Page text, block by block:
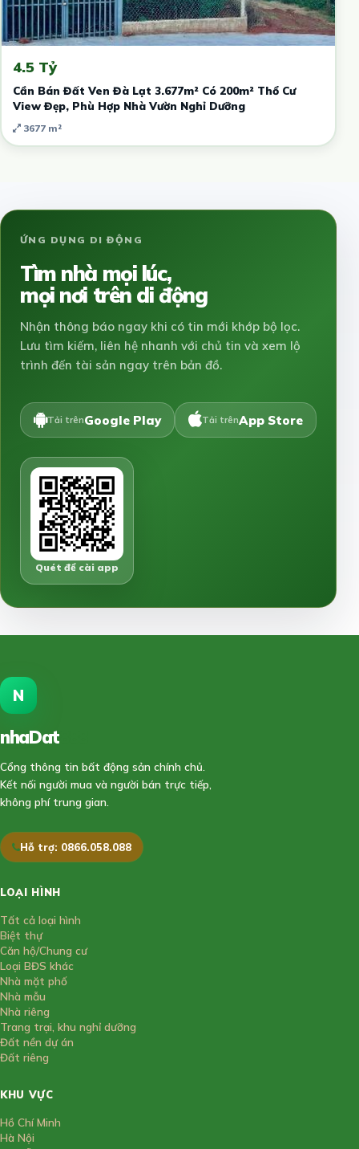
4.5 Tỷ
Cần Bán Đất Ven Đà Lạt 3.677m² Có 200m² Thổ Cư
View Đẹp, Phù Hợp Nhà Vườn Nghỉ Dưỡng
3677 m²
ỨNG DỤNG DI ĐỘNG
Tìm nhà mọi lúc,
mọi nơi trên di động
Nhận thông báo ngay khi có tin mới khớp bộ lọc.
Lưu tìm kiếm, liên hệ nhanh với chủ tin và xem lộ
trình đến tài sản ngay trên bản đồ.
Tải trênGoogle Play Tải trênApp Store
Quét để cài app
N
nhaDat
Cổng thông tin bất động sản chính chủ.
Kết nối người mua và người bán trực tiếp,
không phí trung gian.
Hỗ trợ: 0866.058.088
LOẠI HÌNH
Tất cả loại hình
Biệt thự
Căn hộ/Chung cư
Loại BĐS khác
Nhà mặt phố
Nhà mẫu
Nhà riêng
Trang trại, khu nghỉ dưỡng
Đất nền dự án
Đất riêng
KHU VỰC
Hồ Chí Minh
Hà Nội